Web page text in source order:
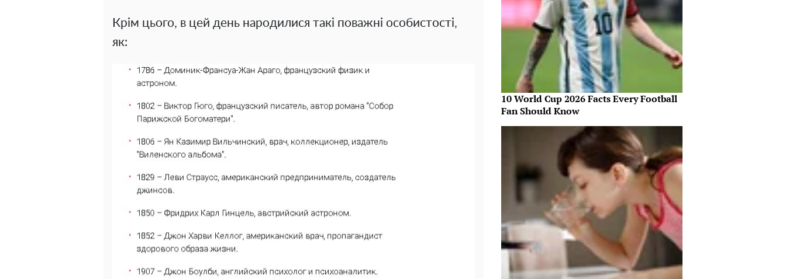
Крім цього, в цей день народилися такі поважні особистості,
як:
10 World Cup 2026 Facts Every Football
Fan Should Know